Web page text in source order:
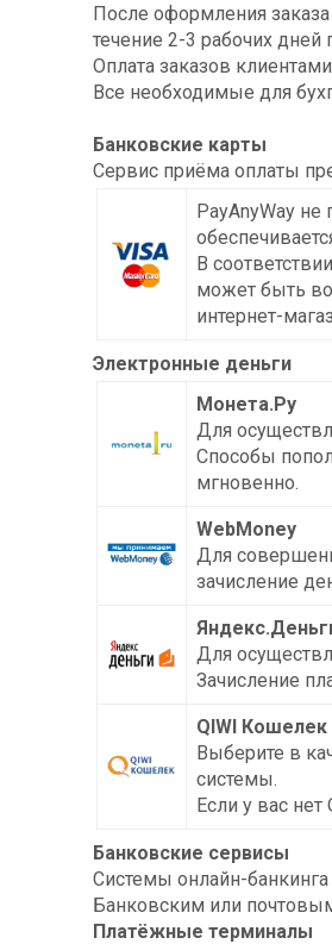
После оформления
течение 2-3 рабочих дней
Оплата заказов
Все необходимые для
Банковские карты
Сервис приёма оплаты
PayAnyWay
В
может быть
интернет-
Электронные деньги
Монета.Ру
Для
Способы
мгновенно.
WebMoney
Для
зачисление
Для
Зачисление
QIWI Кошелек
Выберите в
системы.
Если у вас
Банковские сервисы
Системы онлайн-
Банковским или
Платёжные терминалы